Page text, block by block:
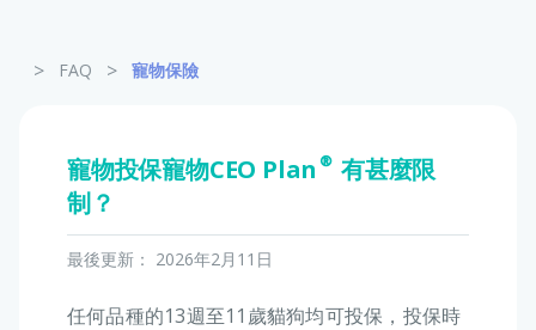
> FAQ > 寵物保險
寵物投保寵物CEO Plan®有甚麼限
制？
最後更新： 2026年2月11日
任何品種的13週至11歲貓狗均可投保，投保時